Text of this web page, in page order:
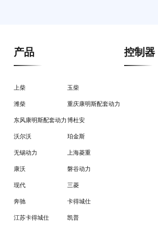
产品
上柴 玉柴
潍柴 重庆康明斯配套动力
东风康明斯配套动力博杜安
沃尔沃 珀金斯
无锡动力 上海菱重
康沃 磐谷动力
现代 三菱
奔驰 卡得城仕
江苏卡得城仕 凯普
控制器